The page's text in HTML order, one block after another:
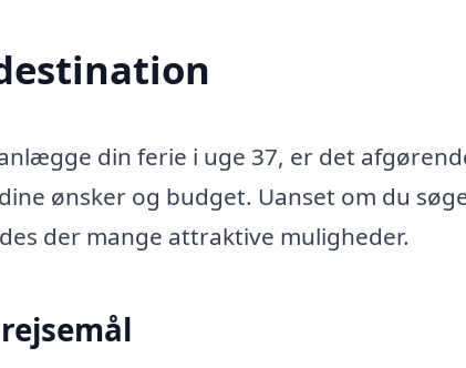
din ferie i uge 37, er det
ønsker og budget. Uanset om du
der mange attraktive muligheder.